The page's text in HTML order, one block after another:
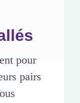
pour
pairs